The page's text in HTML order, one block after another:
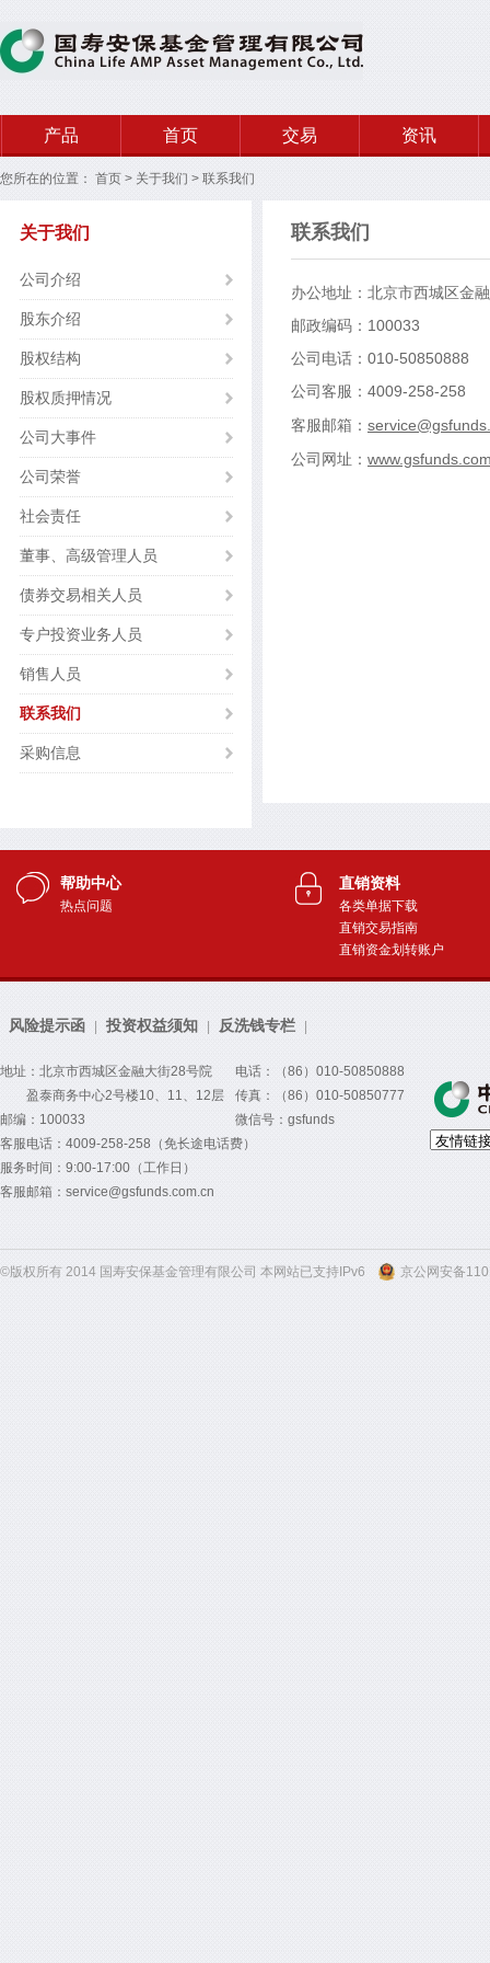
产品 首页 交易 资讯
您所在的位置： 首页 > 关于我们 > 联系我们
关于我们
公司介绍
股东介绍
股权结构
股权质押情况
公司大事件
公司荣誉
社会责任
董事、高级管理人员
债券交易相关人员
专户投资业务人员
销售人员
联系我们
采购信息
联系我们
办公地址：北京市西城区金
邮政编码：100033
公司电话：010-50850888
公司客服：4009-258-258
客服邮箱：
公司网址：
帮助中心
热点问题
直销资料
各类单据下载
直销交易指南
直销资金划转账户
风险提示函 投资权益须知 反洗钱专栏
地址：北京市西城区金融大街28号院
盈泰商务中心2号楼10、11、12层
邮编：100033
电话：（86）010-50850888
传真：（86）010-50850777
微信号：gsfunds
客服电话：4009-258-258（免长途电话费）
服务时间：9:00-17:00（工作日）
客服邮箱：service@gsfunds.com.cn
©版权所有 2014 国寿安保基金管理有限公司 本网站已支持IPv6 京公网安备